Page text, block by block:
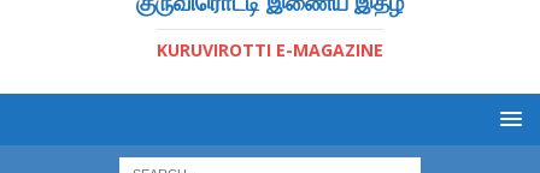
KURUVIROTTI E-MAGAZINE